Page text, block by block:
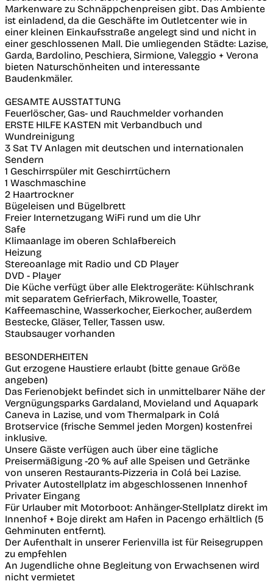
Markenware zu Schnäppchenpreisen gibt. Das Ambiente
ist einladend, da die Geschäfte im Outletcenter wie in
einer kleinen Einkaufsstraße angelegt sind und nicht in
einer geschlossenen Mall. Die umliegenden Städte: Lazise,
Garda, Bardolino, Peschiera, Sirmione, Valeggio + Verona
bieten Naturschönheiten und interessante
Baudenkmäler.
GESAMTE AUSSTATTUNG
Feuerlöscher, Gas- und Rauchmelder vorhanden
ERSTE HILFE KASTEN mit Verbandbuch und
Wundreinigung
3 Sat TV Anlagen mit deutschen und internationalen
Sendern
1 Geschirrspüler mit Geschirrtüchern
1 Waschmaschine
2 Haartrockner
Bügeleisen und Bügelbrett
Freier Internetzugang WiFi rund um die Uhr
Safe
Klimaanlage im oberen Schlafbereich
Heizung
Stereoanlage mit Radio und CD Player
DVD - Player
Die Küche verfügt über alle Elektrogeräte: Kühlschrank
mit separatem Gefrierfach, Mikrowelle, Toaster,
Kaffeemaschine, Wasserkocher, Eierkocher, außerdem
Bestecke, Gläser, Teller, Tassen usw.
Staubsauger vorhanden
BESONDERHEITEN
Gut erzogene Haustiere erlaubt (bitte genaue Größe
angeben)
Das Ferienobjekt befindet sich in unmittelbarer Nähe der
Vergnügungsparks Gardaland, Movieland und Aquapark
Caneva in Lazise, und vom Thermalpark in Colá
Brotservice (frische Semmel jeden Morgen) kostenfrei
inklusive.
Unsere Gäste verfügen auch über eine tägliche
Preisermäßigung -20 % auf alle Speisen und Getränke
von unseren Restaurants-Pizzeria in Colá bei Lazise.
Privater Autostellplatz im abgeschlossenen Innenhof
Privater Eingang
Für Urlauber mit Motorboot: Anhänger-Stellplatz direkt im
Innenhof + Boje direkt am Hafen in Pacengo erhältlich (5
Gehminuten entfernt).
Der Aufenthalt in unserer Ferienvilla ist für Reisegruppen
zu empfehlen
An Jugendliche ohne Begleitung von Erwachsenen wird
nicht vermietet